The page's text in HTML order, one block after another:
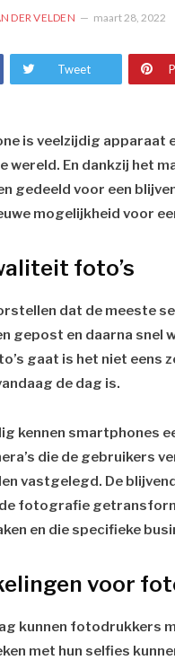
DER VELDEN maart 28, 2022
Tweet
is veelzijdig
wereld. En dankzij het
gedeeld voor een
mogelijkheid voor
foto’s
dat de meeste
gepost en daarna snel
gaat is het niet eens
de dag is.
kennen smartphones
die de gebruikers
vastgelegd. De
fotografie
en die specifieke
voor
kunnen fotodrukkers
met hun selfies